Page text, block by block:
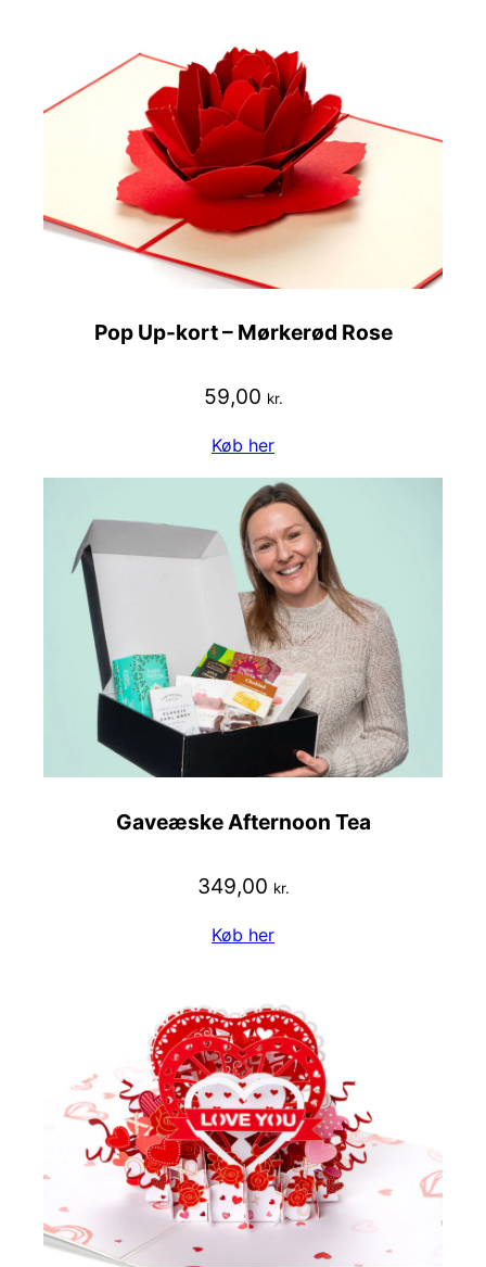
Pop Up-kort – Mørkerød Rose
59,00 kr.
Køb her
Gaveæske Afternoon Tea
349,00 kr.
Køb her